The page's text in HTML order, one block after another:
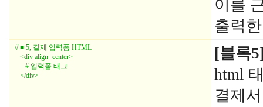
이를
출력
// ■ 5, 결제 입력폼 HTML
   <div align=center>
      # 입력폼 태그
   </div>
[블록
html
결제